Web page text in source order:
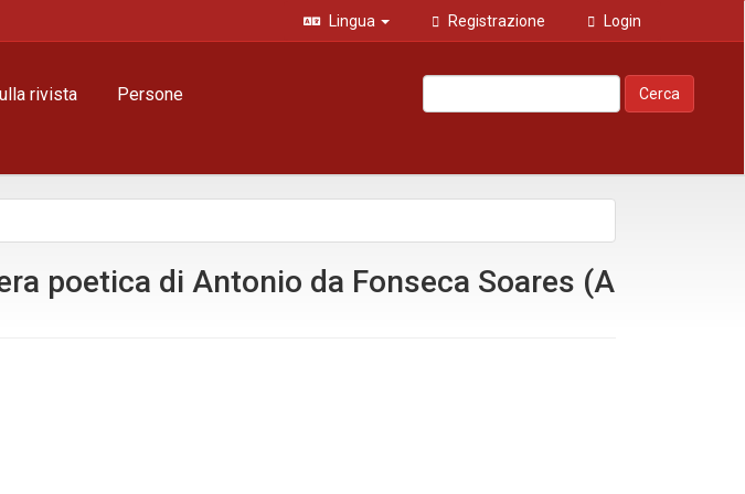
Lingua Registrazione Login
rivista Persone Cerca
poetica di Antonio da Fonseca Soares (A